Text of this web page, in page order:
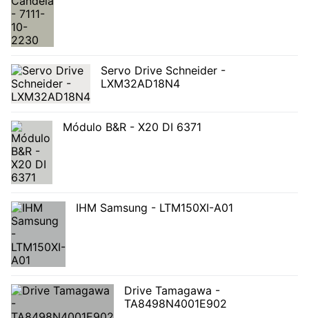
Servo Drive Schneider -
LXM32AD18N4
Módulo B&R - X20 DI 6371
IHM Samsung - LTM150XI-A01
Drive Tamagawa -
TA8498N4001E902